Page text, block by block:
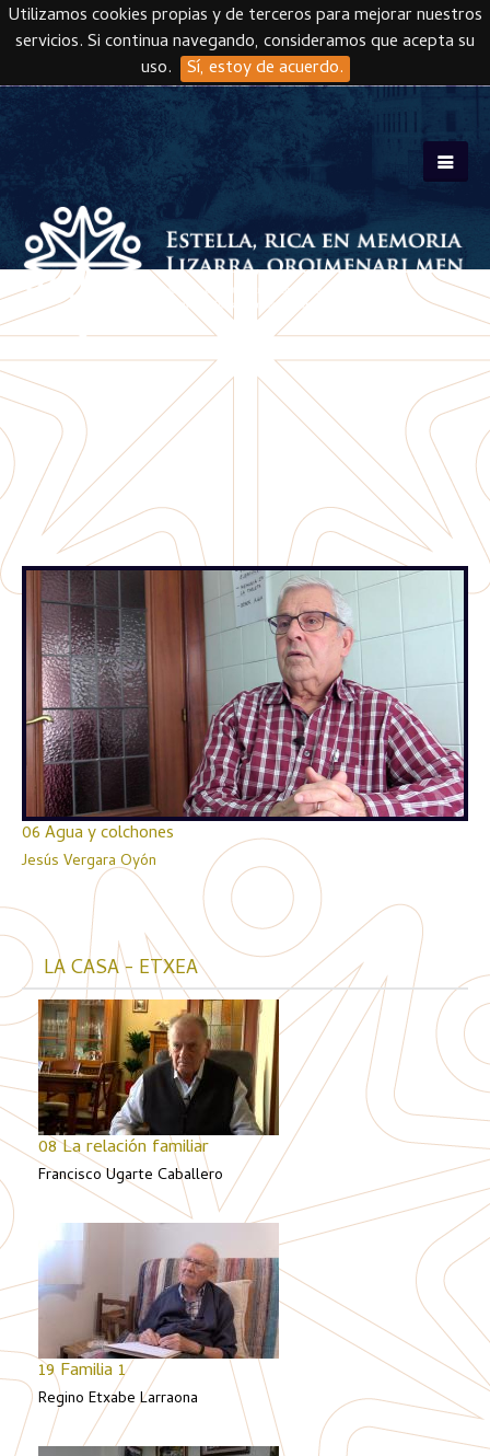
Utilizamos cookies propias y de terceros para mejorar nuestros
servicios. Si continua navegando, consideramos que acepta su
uso. Sí, estoy de acuerdo.
Skip to main content
06 Agua y colchones
Jesús Vergara Oyón
LA CASA - ETXEA
08 La relación familiar
Francisco Ugarte Caballero
19 Familia 1
Regino Etxabe Larraona